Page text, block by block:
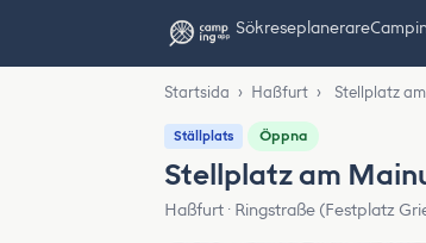
Sökreseplanerare
Startsida › Haßfurt › Stellplatz
Ställplats Öppna
Stellplatz am
Haßfurt · Ringstraße (Festplatz